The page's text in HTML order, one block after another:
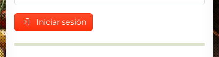
Iniciar sesión